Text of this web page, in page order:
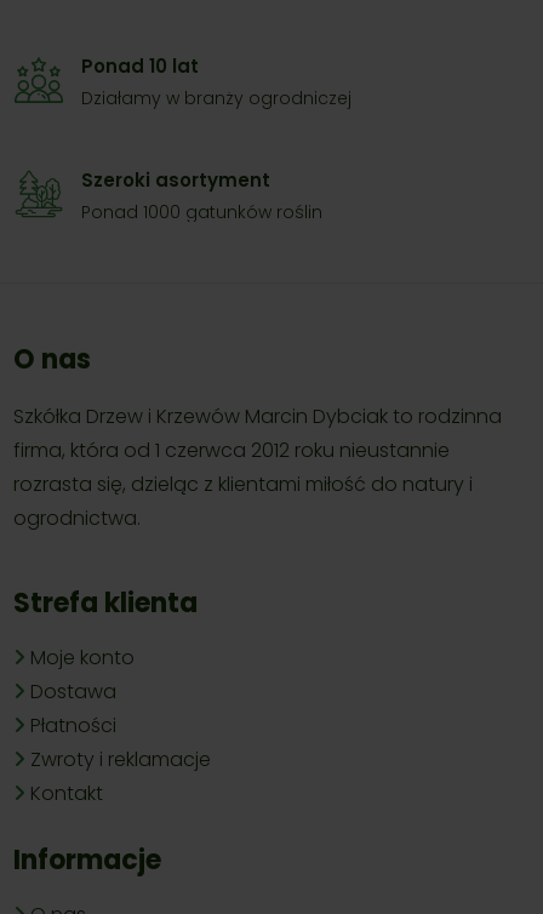
Ponad 10 lat
Działamy w branży ogrodniczej
Szeroki asortyment
Ponad 1000 gatunków roślin
O nas
Szkółka Drzew i Krzewów Marcin Dybciak to rodzinna
firma, która od 1 czerwca 2012 roku nieustannie
rozrasta się, dzieląc z klientami miłość do natury i
ogrodnictwa.
Strefa klienta
Moje konto
Dostawa
Płatności
Zwroty i reklamacje
Kontakt
Informacje